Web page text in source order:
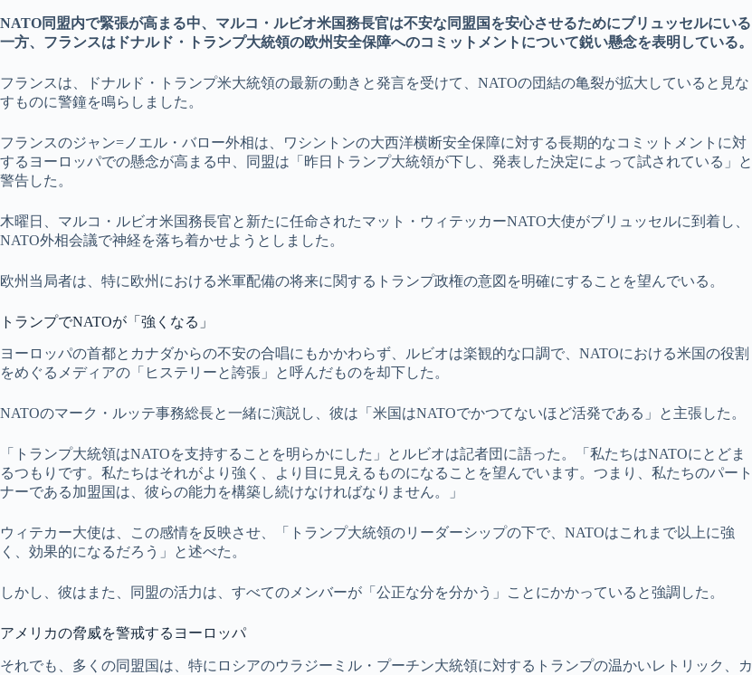
NATO同盟内で緊張が高まる中、マルコ・ルビオ米国務長官は不安な同盟国を安心させるためにブリュッセルにいる
一方、フランスはドナルド・トランプ大統領の欧州安全保障へのコミットメントについて鋭い懸念を表明している。
フランスは、ドナルド・トランプ米大統領の最新の動きと発言を受けて、NATOの団結の亀裂が拡大していると見な
すものに警鐘を鳴らしました。
フランスのジャン=ノエル・バロー外相は、ワシントンの大西洋横断安全保障に対する長期的なコミットメントに対
するヨーロッパでの懸念が高まる中、同盟は「昨日トランプ大統領が下し、発表した決定によって試されている」と
警告した。
木曜日、マルコ・ルビオ米国務長官と新たに任命されたマット・ウィテッカーNATO大使がブリュッセルに到着し、
NATO外相会議で神経を落ち着かせようとしました。
欧州当局者は、特に欧州における米軍配備の将来に関するトランプ政権の意図を明確にすることを望んでいる。
トランプでNATOが「強くなる」
ヨーロッパの首都とカナダからの不安の合唱にもかかわらず、ルビオは楽観的な口調で、NATOにおける米国の役割
をめぐるメディアの「ヒステリーと誇張」と呼んだものを却下した。
NATOのマーク・ルッテ事務総長と一緒に演説し、彼は「米国はNATOでかつてないほど活発である」と主張した。
「トランプ大統領はNATOを支持することを明らかにした」とルビオは記者団に語った。「私たちはNATOにとどま
るつもりです。私たちはそれがより強く、より目に見えるものになることを望んでいます。つまり、私たちのパート
ナーである加盟国は、彼らの能力を構築し続けなければなりません。」
ウィテカー大使は、この感情を反映させ、「トランプ大統領のリーダーシップの下で、NATOはこれまで以上に強
く、効果的になるだろう」と述べた。
しかし、彼はまた、同盟の活力は、すべてのメンバーが「公正な分を分かう」ことにかかっていると強調した。
アメリカの脅威を警戒するヨーロッパ
それでも、多くの同盟国は、特にロシアのウラジーミル・プーチン大統領に対するトランプの温かいレトリック、カ